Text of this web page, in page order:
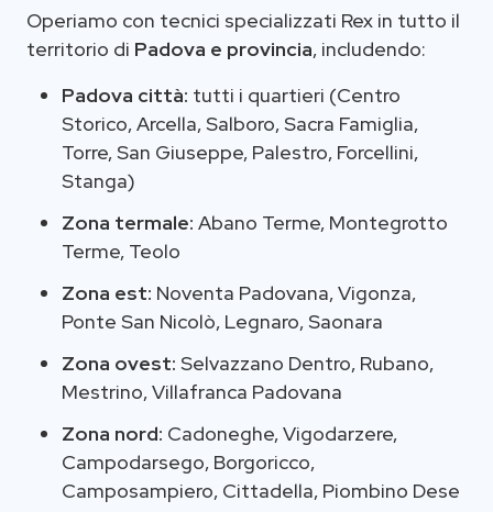
Operiamo con tecnici specializzati Rex in tutto il
territorio di Padova e provincia, includendo:
Padova città: tutti i quartieri (Centro
Storico, Arcella, Salboro, Sacra Famiglia,
Torre, San Giuseppe, Palestro, Forcellini,
Stanga)
Zona termale: Abano Terme, Montegrotto
Terme, Teolo
Zona est: Noventa Padovana, Vigonza,
Ponte San Nicolò, Legnaro, Saonara
Zona ovest: Selvazzano Dentro, Rubano,
Mestrino, Villafranca Padovana
Zona nord: Cadoneghe, Vigodarzere,
Campodarsego, Borgoricco,
Camposampiero, Cittadella, Piombino Dese